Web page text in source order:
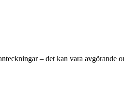
– det kan vara avgörande